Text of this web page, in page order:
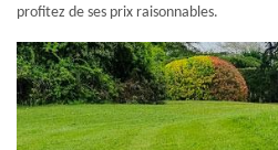
profitez de ses prix raisonnables.